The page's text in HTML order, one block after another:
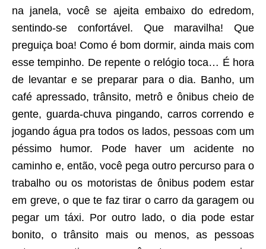
na janela, você se ajeita embaixo do edredom,
sentindo-se confortável. Que maravilha! Que
preguiça boa! Como é bom dormir, ainda mais com
esse tempinho. De repente o relógio toca… É hora
de levantar e se preparar para o dia. Banho, um
café apressado, trânsito, metrô e ônibus cheio de
gente, guarda-chuva pingando, carros correndo e
jogando água pra todos os lados, pessoas com um
péssimo humor. Pode haver um acidente no
caminho e, então, você pega outro percurso para o
trabalho ou os motoristas de ônibus podem estar
em greve, o que te faz tirar o carro da garagem ou
pegar um táxi. Por outro lado, o dia pode estar
bonito, o trânsito mais ou menos, as pessoas